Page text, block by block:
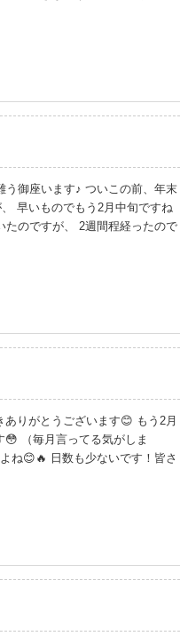
う御座います♪ ついこの前、年末
早いものでもう2月中旬ですね
たのですが、 2週間程経ったので
りがとうございます😊 もう2月
（毎月言ってる気がしま
ね😊🔥 日数も少ないです！皆さ